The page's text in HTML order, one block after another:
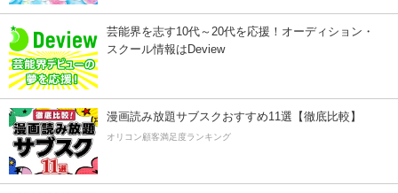
芸能界を志す10代～20代を応援！オーディション・
スクール情報はDeview
漫画読み放題サブスクおすすめ11選【徹底比較】
オリコン顧客満足度ランキング